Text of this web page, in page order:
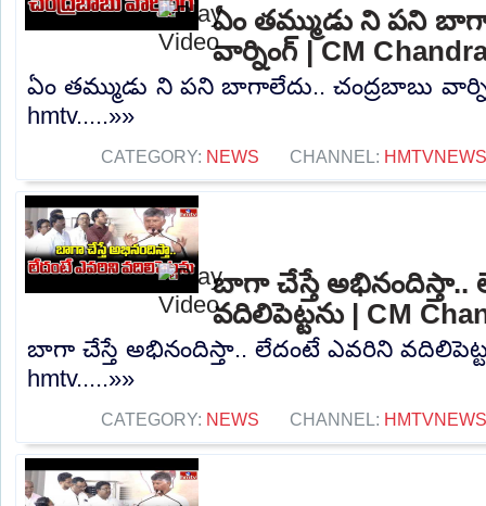
ఏం తమ్ముడు ని పని
వార్నింగ్ | CM
ఏం తమ్ముడు ని పని బాగాలేదు.. చంద్రబాబు
hmtv.....»»
CATEGORY: NEWS CHANNEL: HMTVNEWS
బాగా చేస్తే అభినందిస్తా..
వదిలిపెట్టను | CM
బాగా చేస్తే అభినందిస్తా.. లేదంటే ఎవరిని
hmtv.....»»
CATEGORY: NEWS CHANNEL: HMTVNEWS